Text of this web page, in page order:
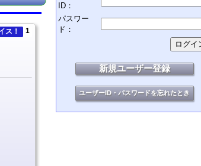
ス！ 1
ID：
パスワー
ド：
新規ユーザー登録
ユーザーID・パスワードを忘れたとき